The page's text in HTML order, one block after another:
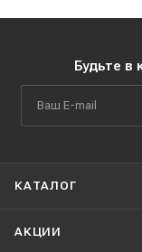
Будьте в
КАТАЛОГ
АКЦИИ